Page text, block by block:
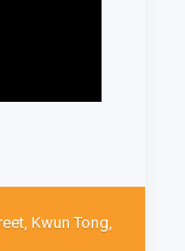
Kwun Tong,